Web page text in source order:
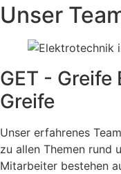
Unser
GET -
Greife
Unser erfahrenes
zu allen Themen rund
Mitarbeiter bestehen